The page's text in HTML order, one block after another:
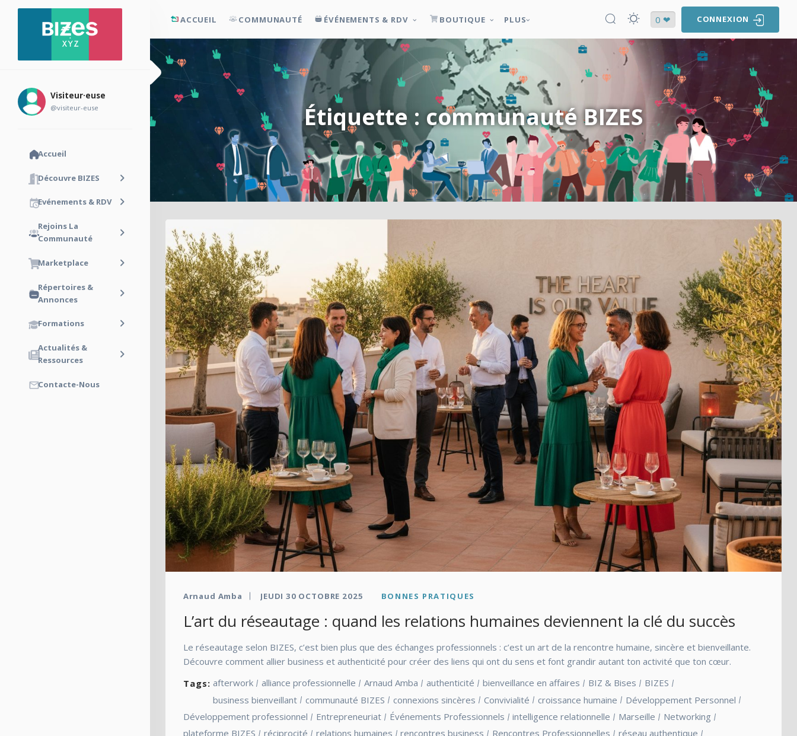
Visiteur·euse
@visiteur-euse
Accueil
Découvre BIZES
Evénements & RDV
Rejoins La
Communauté
Marketplace
Répertoires &
Annonces
Formations
Actualités &
Ressources
Contacte-Nous
ACCUEIL COMMUNAUTÉ ÉVÉNEMENTS & RDV BOUTIQUE PLUS 0 ❤ CONNEXION
Étiquette : communauté BIZES
Arnaud Amba JEUDI 30 OCTOBRE 2025 BONNES PRATIQUES
L’art du réseautage : quand les relations humaines deviennent la clé du succès
Le réseautage selon BIZES, c’est bien plus que des échanges professionnels : c’est un art de la rencontre humaine, sincère et bienveillante.
Découvre comment allier business et authenticité pour créer des liens qui ont du sens et font grandir autant ton activité que ton cœur.
Tags: afterwork alliance professionnelle Arnaud Amba authenticité bienveillance en affaires BIZ & Bises
BIZES
business bienveillant
communauté BIZES connexions sincères Convivialité croissance humaine
Développement Personnel
Développement professionnel
Entrepreneuriat Événements Professionnels intelligence relationnelle Marseille
Networking
plateforme BIZES
réciprocité relations humaines rencontres business Rencontres Professionnelles
réseau authentique